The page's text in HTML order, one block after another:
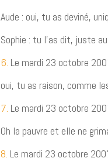
Aude : oui, tu as deviné,
Sophie : tu l’as dit, juste
6. Le mardi 23 octobre
oui, tu as raison, comme
7. Le mardi 23 octobre
Oh la pauvre et elle ne
8. Le mardi 23 octobre